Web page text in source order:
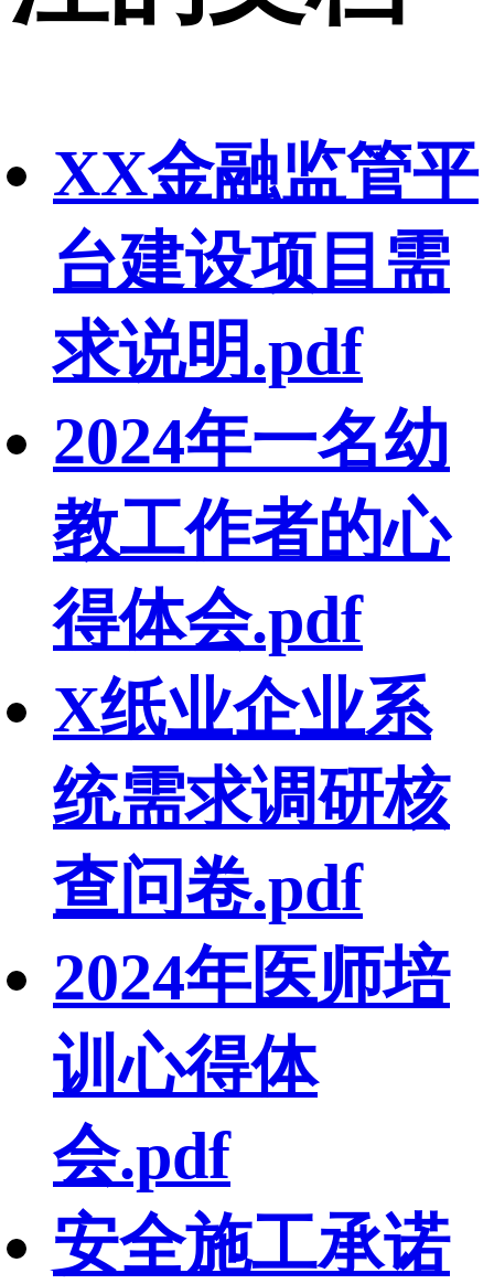
XX金融监管平
台建设项目需
求说明.pdf
2024年一名幼
教工作者的心
得体会.pdf
X纸业企业系
统需求调研核
查问卷.pdf
2024年医师培
训心得体
会.pdf
安全施工承诺